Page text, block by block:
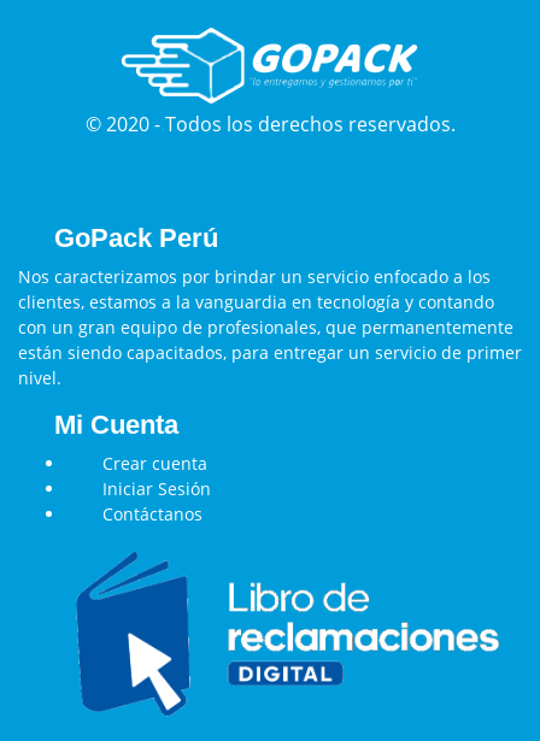
© 2020 - Todos los derechos reservados.
GoPack Perú
Nos caracterizamos por brindar un servicio enfocado a los
clientes, estamos a la vanguardia en tecnología y contando
con un gran equipo de profesionales, que permanentemente
están siendo capacitados, para entregar un servicio de primer
nivel.
Mi Cuenta
Crear cuenta
Iniciar Sesión
Contáctanos